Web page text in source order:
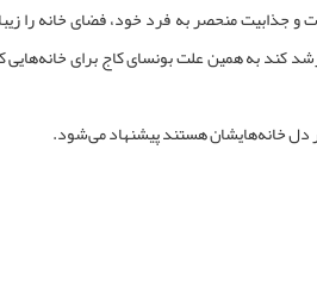
جذابیت منحصر به فرد خود، فضای خانه را
کند به همین علت بونسای کاج برای
در دل خانه‌هایشان هستند پیشنهاد می‌شود.